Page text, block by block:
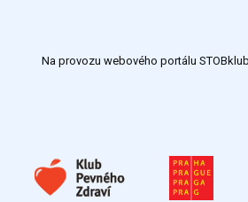
Na provozu webového portálu